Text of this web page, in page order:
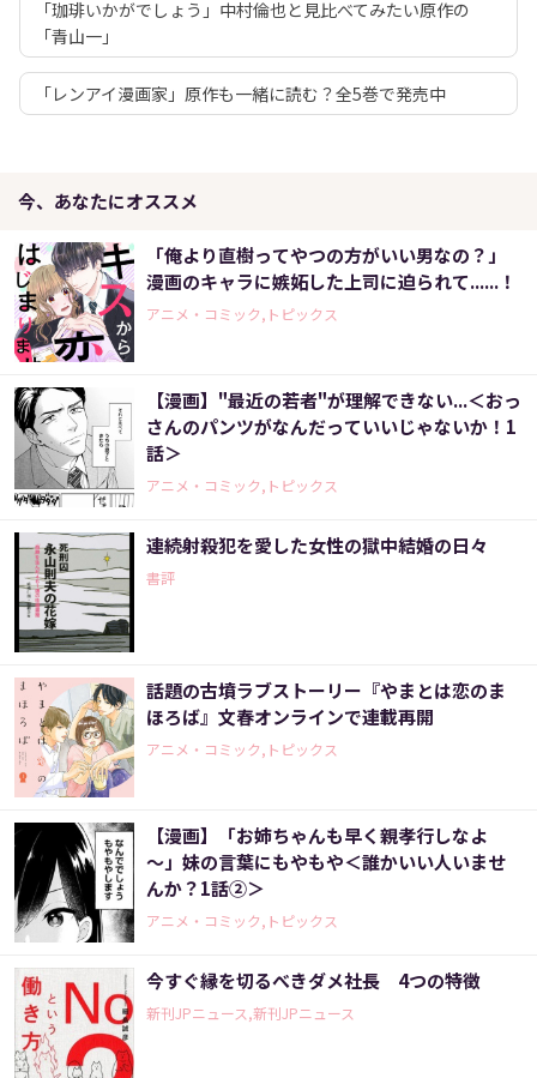
「珈琲いかがでしょう」中村倫也と見比べてみたい原作の
「青山一」
「レンアイ漫画家」原作も一緒に読む？全5巻で発売中
今、あなたにオススメ
「俺より直樹ってやつの方がいい男なの？」
漫画のキャラに嫉妬した上司に迫られて......！
アニメ・コミック,トピックス
【漫画】"最近の若者"が理解できない...＜おっ
さんのパンツがなんだっていいじゃないか！1
話＞
アニメ・コミック,トピックス
連続射殺犯を愛した女性の獄中結婚の日々
書評
話題の古墳ラブストーリー『やまとは恋のま
ほろば』文春オンラインで連載再開
アニメ・コミック,トピックス
【漫画】「お姉ちゃんも早く親孝行しなよ
～」妹の言葉にもやもや＜誰かいい人いませ
んか？1話②＞
アニメ・コミック,トピックス
今すぐ縁を切るべきダメ社長 4つの特徴
新刊JPニュース,新刊JPニュース